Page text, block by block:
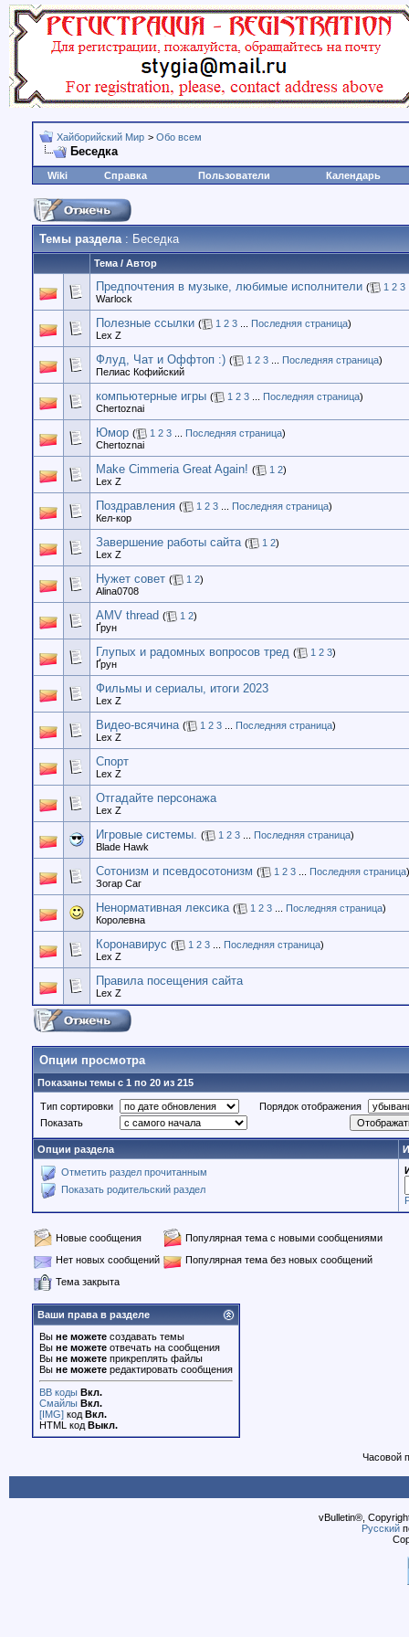
Хайборийский Мир > Обо всем
Беседка
Wiki Справка Пользователи Календарь
Темы раздела: Беседка
Тема / Автор
Предпочтения в музыке, любимые исполнители ( 1 2 3
Warlock
Полезные ссылки ( 1 2 3 Последняя страница)
Lex Z
Флуд, Чат и Оффтоп :) ( 1 2 3 Последняя страница)
Пелиас Кофийский
компьютерные игры ( 1 2 3 Последняя страница)
Chertoznai
Юмор ( 1 2 3 Последняя страница)
Chertoznai
Make Cimmeria Great Again! ( 1 2)
Lex Z
Поздравления ( 1 2 3 Последняя страница)
Кел-кор
Завершение работы сайта ( 1 2)
Lex Z
Нужет совет ( 1 2)
Alina0708
AMV thread ( 1 2)
Ґрун
Глупых и радомных вопросов тред ( 1 2 3)
Ґрун
Фильмы и сериалы, итоги 2023
Lex Z
Видео-всячина ( 1 2 3 Последняя страница)
Lex Z
Спорт
Lex Z
Отгадайте персонажа
Lex Z
Игровые системы. ( 1 2 3 Последняя страница)
Blade Hawk
Сотонизм и псевдосотонизм ( 1 2 3 Последняя страница)
Зогар Саг
Ненормативная лексика ( 1 2 3 Последняя страница)
Королевна
Коронавирус ( 1 2 3 Последняя страница)
Lex Z
Правила посещения сайта
Lex Z
Опции просмотра
Показаны темы с 1 по 20 из 215
Тип сортировки
Порядок отображения
Показать
Опции раздела
Отметить раздел прочитанным
Показать родительский раздел
Новые сообщения
Популярная тема с новыми сообщениями
Нет новых сообщений
Популярная тема без новых сообщений
Тема закрыта
Ваши права в разделе
Вы не можете создавать темы
Вы не можете отвечать на сообщения
Вы не можете прикреплять файлы
Вы не можете редактировать сообщения
BB коды Вкл.
Смайлы Вкл.
[IMG] код Вкл.
HTML код Выкл.
Часовой
vBulletin®,
Русский